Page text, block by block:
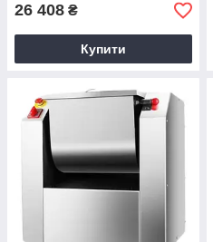
26 408 ₴
Купити